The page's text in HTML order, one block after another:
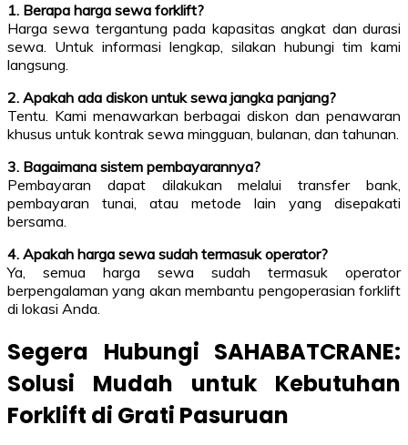
1. Berapa harga sewa forklift?
Harga sewa tergantung pada kapasitas angkat dan durasi
sewa. Untuk informasi lengkap, silakan hubungi tim kami
langsung.
2. Apakah ada diskon untuk sewa jangka panjang?
Tentu. Kami menawarkan berbagai diskon dan penawaran
khusus untuk kontrak sewa mingguan, bulanan, dan tahunan.
3. Bagaimana sistem pembayarannya?
Pembayaran dapat dilakukan melalui transfer bank,
pembayaran tunai, atau metode lain yang disepakati
bersama.
4. Apakah harga sewa sudah termasuk operator?
Ya, semua harga sewa sudah termasuk operator
berpengalaman yang akan membantu pengoperasian forklift
di lokasi Anda.
Segera Hubungi SAHABATCRANE:
Solusi Mudah untuk Kebutuhan
Forklift di Grati Pasuruan